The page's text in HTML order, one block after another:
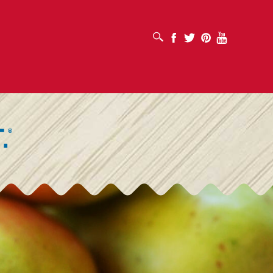
SUCHFELD ÖFFNENFacebook
Twitter PinterestYoutube